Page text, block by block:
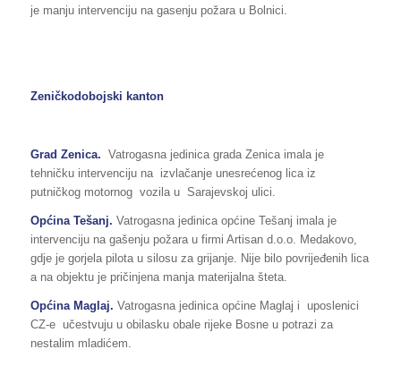
je manju intervenciju na gasenju požara u Bolnici.
Zeničkodobojski kanton
Grad Zenica. Vatrogasna jedinica grada Zenica imala je
tehničku intervenciju na izvlačanje unesrećenog lica iz
putničkog motornog vozila u Sarajevskoj ulici.
Općina Tešanj. Vatrogasna jedinica općine Tešanj imala je
intervenciju na gašenju požara u firmi Artisan d.o.o. Medakovo,
gdje je gorjela pilota u silosu za grijanje. Nije bilo povrijeđenih lica
a na objektu je pričinjena manja materijalna šteta.
Općina Maglaj. Vatrogasna jedinica općine Maglaj i uposlenici
CZ-e učestvuju u obilasku obale rijeke Bosne u potrazi za
nestalim mladićem.